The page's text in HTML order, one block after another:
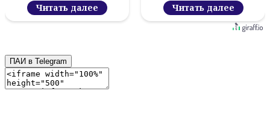
назвали в полиции
Читать далее Читать далее
ПАИ в Telegram